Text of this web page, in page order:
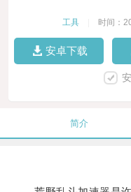
工具 时间：
安卓下载
简介